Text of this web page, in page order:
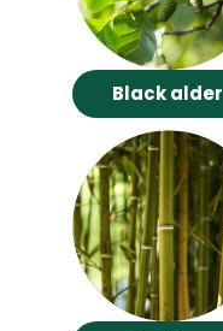
Black alder